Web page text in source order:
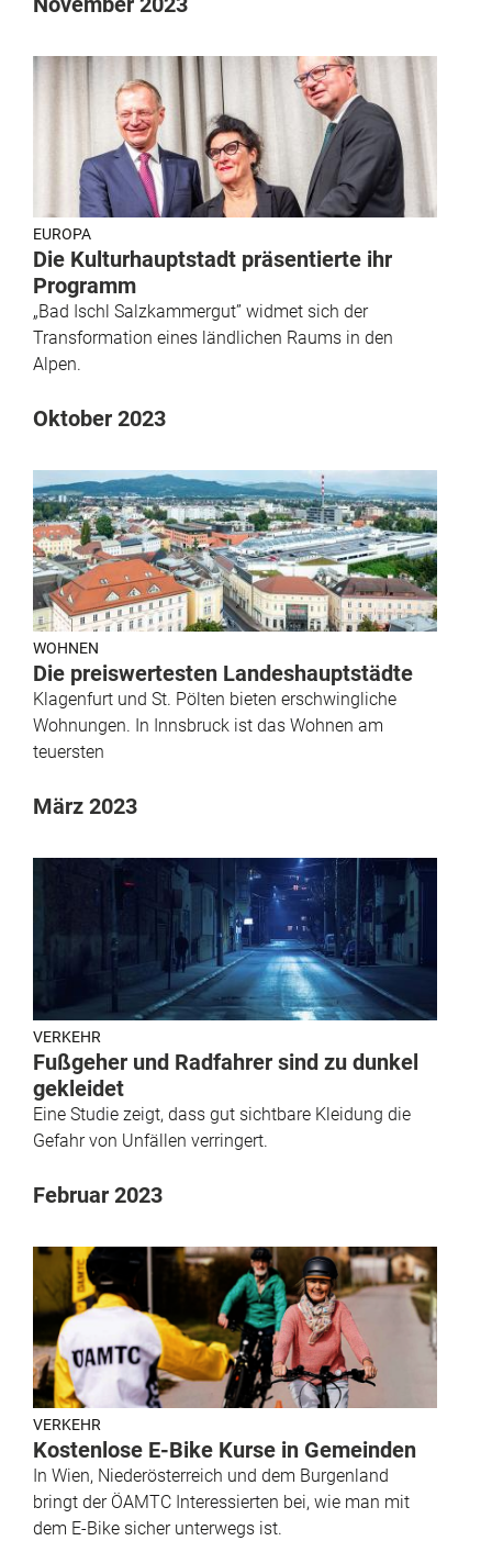
EUROPA
Die Kulturhauptstadt präsentierte ihr
Programm
„Bad Ischl Salzkammergut” widmet sich der
Transformation eines ländlichen Raums in den
Alpen.
Oktober 2023
WOHNEN
Die preiswertesten Landeshauptstädte
Klagenfurt und St. Pölten bieten erschwingliche
Wohnungen. In Innsbruck ist das Wohnen am
teuersten
März 2023
VERKEHR
Fußgeher und Radfahrer sind zu dunkel
gekleidet
Eine Studie zeigt, dass gut sichtbare Kleidung die
Gefahr von Unfällen verringert.
Februar 2023
VERKEHR
Kostenlose E-Bike Kurse in Gemeinden
In Wien, Niederösterreich und dem Burgenland
bringt der ÖAMTC Interessierten bei, wie man mit
dem E-Bike sicher unterwegs ist.